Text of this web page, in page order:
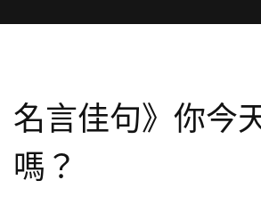
名言佳句》你今
嗎？